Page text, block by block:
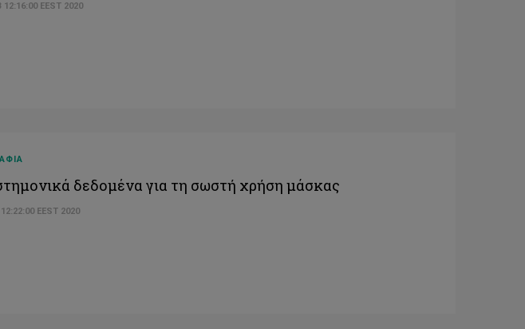
EEST 2020
δεδομένα για τη σωστή χρήση μάσκας
EEST 2020